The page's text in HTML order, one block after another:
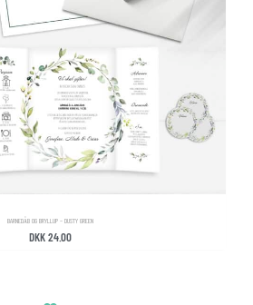
BARNEDÅB OG BRYLLUP – DUSTY GREEN
DKK24.00